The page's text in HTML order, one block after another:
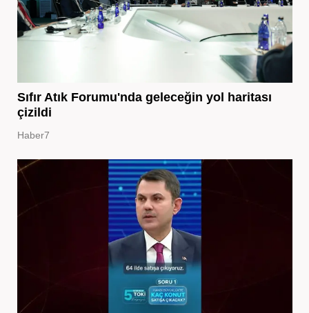
Sıfır Atık Forumu'nda geleceğin yol haritası
çizildi
Haber7